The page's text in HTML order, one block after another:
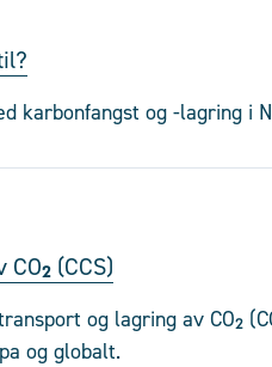
karbonfangst og -lagring i
(CCS)
og lagring av CO₂
og globalt.